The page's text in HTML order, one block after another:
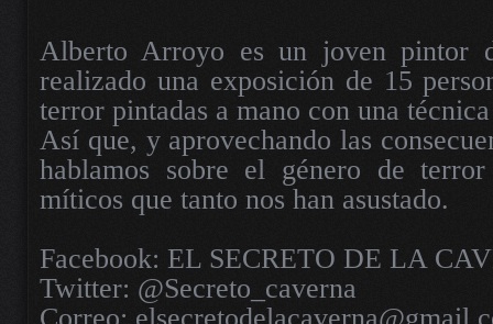
Alberto Arroyo es un joven pintor
realizado una exposición de 15
terror pintadas a mano con una
Así que, y aprovechando las
hablamos sobre el género de
míticos que tanto nos han asustado.
Facebook: EL SECRETO DE LA
Twitter: @Secreto_caverna